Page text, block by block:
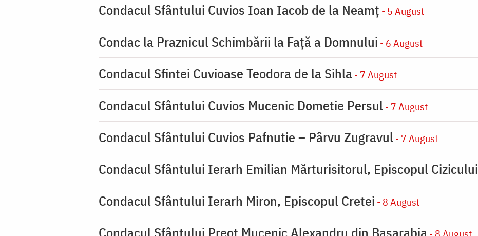
Condacul Sfântului Cuvios Ioan Iacob de la Neamț - 5 August
Condac la Praznicul Schimbării la Faţă a Domnului - 6 August
Condacul Sfintei Cuvioase Teodora de la Sihla- 7 August
Condacul Sfântului Cuvios Mucenic Dometie Persul - 7 August
Condacul Sfântului Cuvios Pafnutie – Pârvu Zugravul - 7 August
Condacul Sfântului Ierarh Emilian Mărturisitorul, Episcopul Cizicului
Condacul Sfântului Ierarh Miron, Episcopul Cretei - 8 August
Condacul Sfântului Preot Mucenic Alexandru din Basarabia